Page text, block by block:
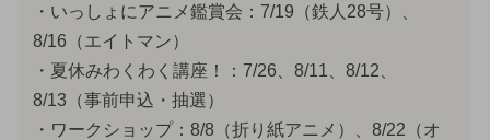
・いっしょにアニメ鑑賞会：7/19（鉄人28号）、
8/16（エイトマン）
・夏休みわくわく講座！：7/26、8/11、8/12、
8/13（事前申込・抽選）
・ワークショップ：8/8（折り紙アニメ）、8/22（オ